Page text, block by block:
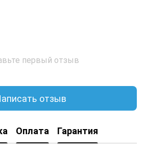
первый отзыв
отзыв
Оплата Гарантия